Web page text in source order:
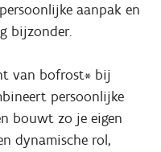
aanpak en
bijzonder.
van bofrost* bij
persoonlijke
bouwt zo je eigen
dynamische rol,